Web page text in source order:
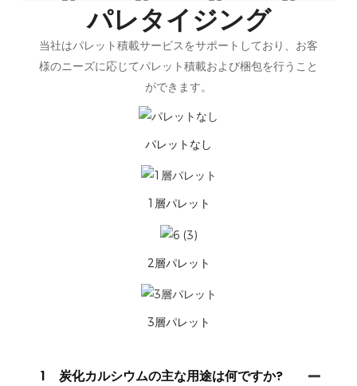
パレタイジング
当社はパレット積載サービスをサポートしており、お客
様のニーズに応じてパレット積載および梱包を行うこと
ができます。
パレットなし
1層パレット
2層パレット
3層パレット
1 炭化カルシウムの主な用途は何ですか?